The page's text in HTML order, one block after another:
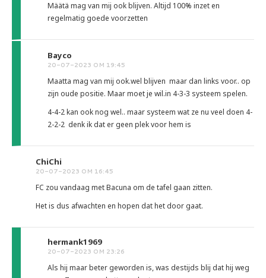
Määtä mag van mij ook blijven. Altijd 100% inzet en
regelmatig goede voorzetten
Bayco
20-07-2023 OM 19:45
Maatta mag van mij ook.wel blijven maar dan links voor.. op
zijn oude positie. Maar moet je wil.in 4-3-3 systeem spelen.
4-4-2 kan ook nog wel.. maar systeem wat ze nu veel doen 4-
2-2-2 denk ik dat er geen plek voor hem is
ChiChi
20-07-2023 OM 16:45
FC zou vandaag met Bacuna om de tafel gaan zitten.
Het is dus afwachten en hopen dat het door gaat.
hermank1969
20-07-2023 OM 23:26
Als hij maar beter geworden is, was destijds blij dat hij weg